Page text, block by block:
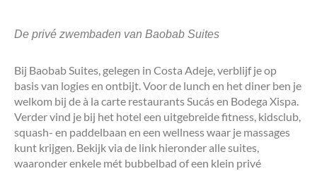
De privé zwembaden van Baobab Suites
Bij Baobab Suites, gelegen in Costa Adeje, verblijf je op
basis van logies en ontbijt. Voor de lunch en het diner ben je
welkom bij de à la carte restaurants Sucás en Bodega Xispa.
Verder vind je bij het hotel een uitgebreide fitness, kidsclub,
squash- en paddelbaan en een wellness waar je massages
kunt krijgen. Bekijk via de link hieronder alle suites,
waaronder enkele mét bubbelbad of een klein privé